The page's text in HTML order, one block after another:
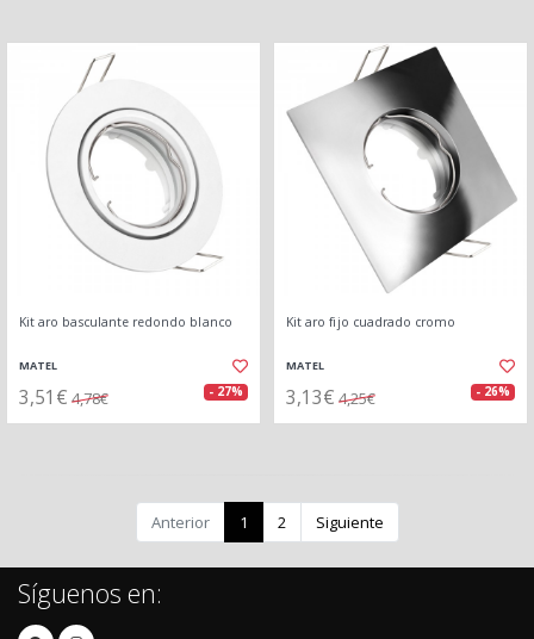
Kit aro basculante redondo blanco
MATEL
3,51€ 4,78€ - 27%
Kit aro fijo cuadrado cromo
MATEL
3,13€ 4,25€ - 26%
Anterior 1 2 Siguiente
Síguenos en: